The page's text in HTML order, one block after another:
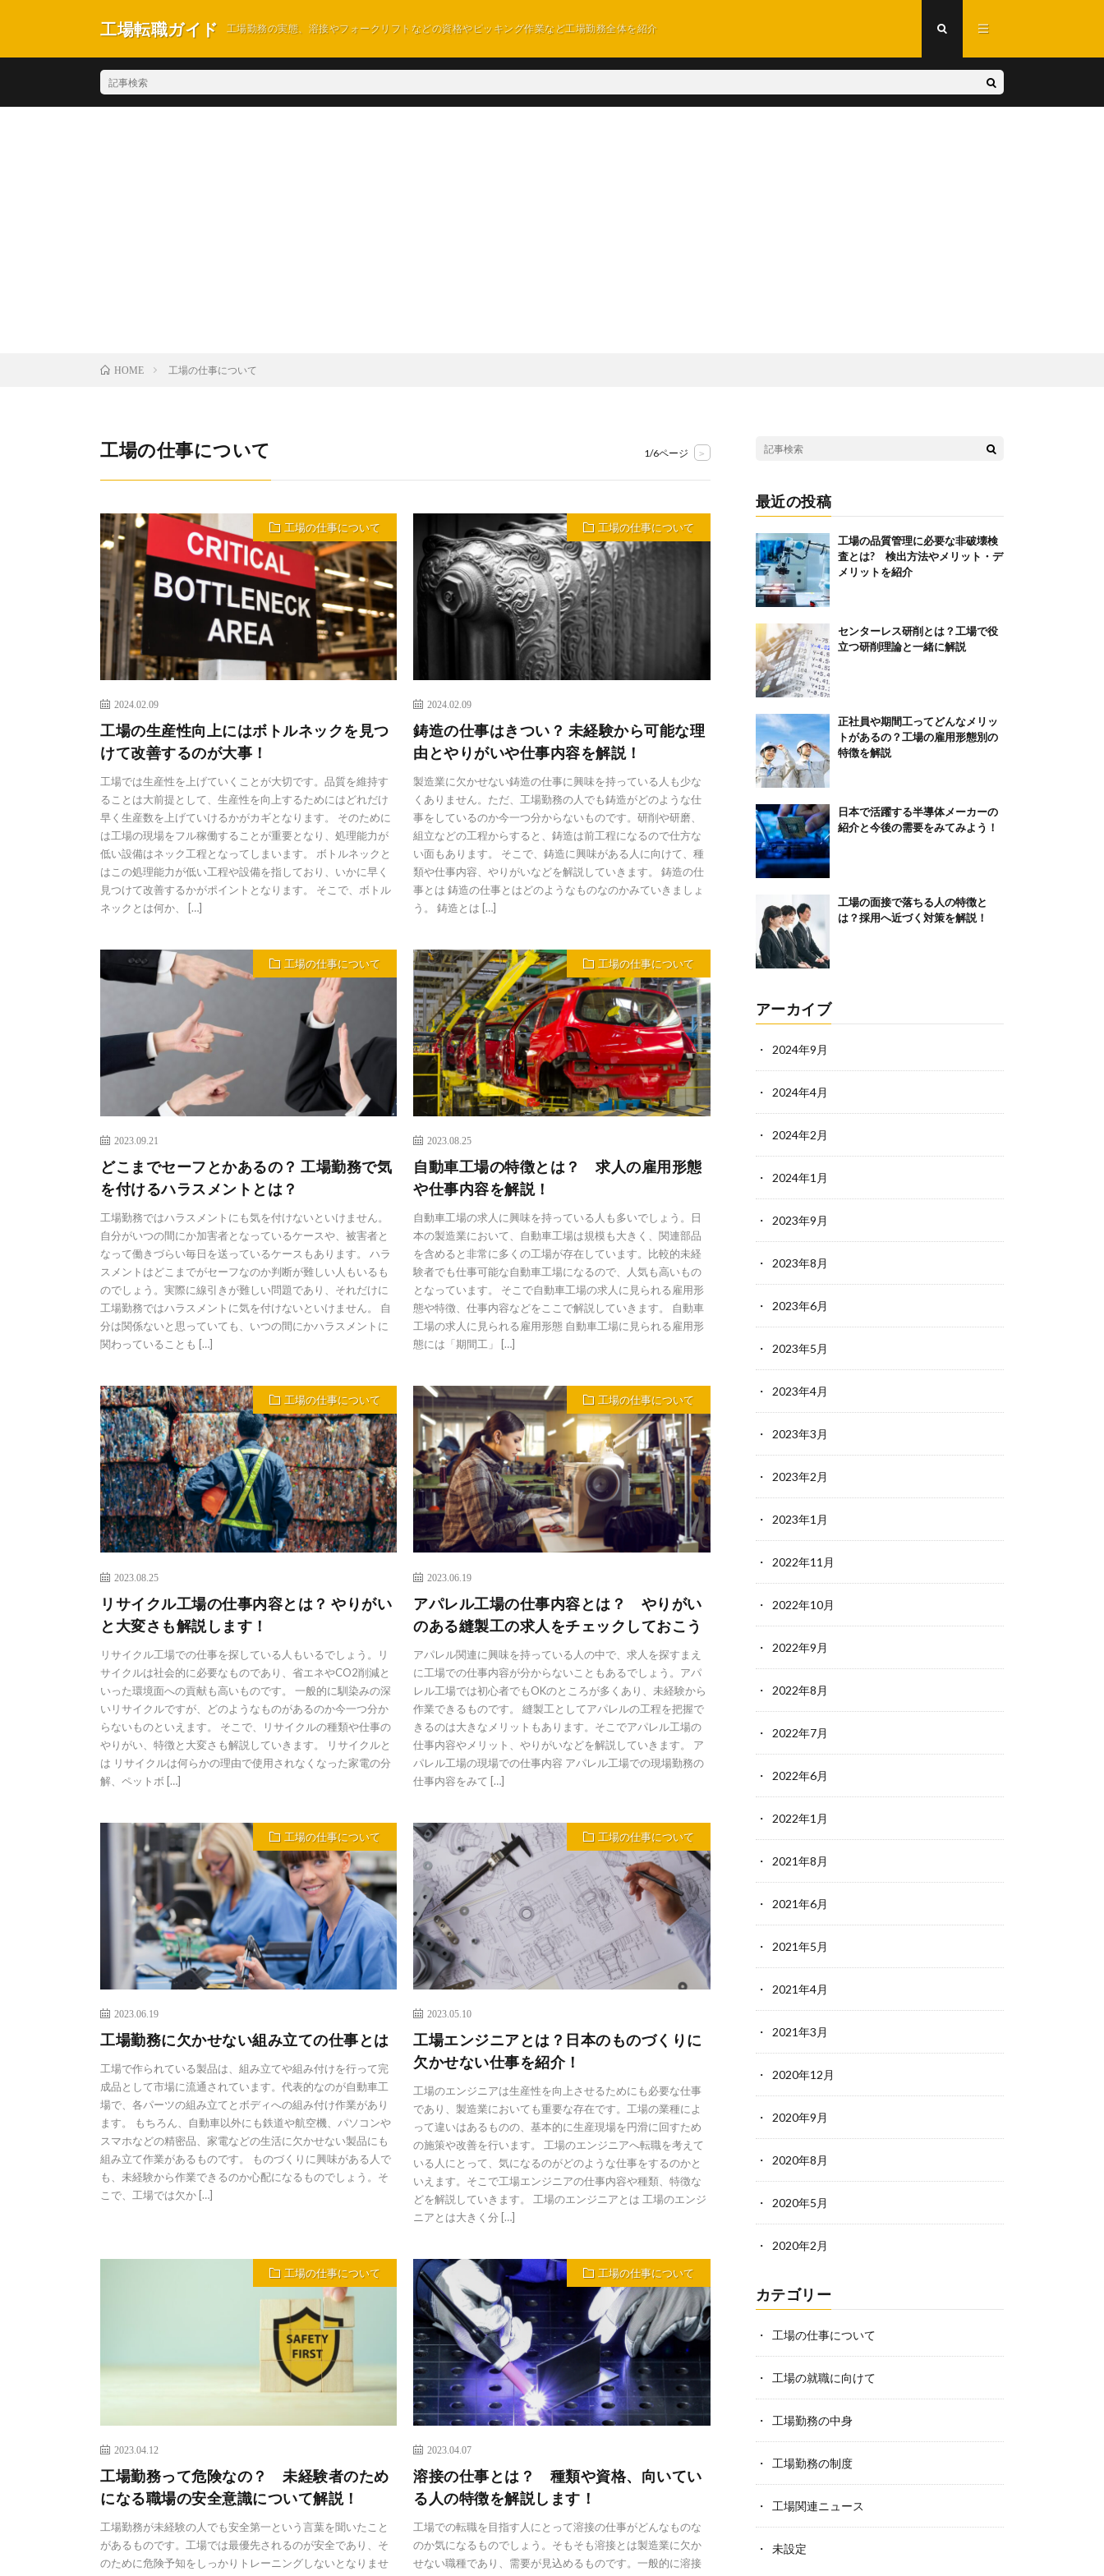
工場転職ガイド 工場勤務の実態、溶接やフォークリフトなどの資格やピッキング作業など工場勤務全体を紹介
HOME 工場の仕事について
工場の仕事について 1/6ページ >
工場の仕事について
2024.02.09
工場の生産性向上にはボトルネックを見つ
けて改善するのが大事！
工場では生産性を上げていくことが大切です。品質を維持す
ることは大前提として、生産性を向上するためにはどれだけ
早く生産数を上げていけるかがカギとなります。 そのために
は工場の現場をフル稼働することが重要となり、処理能力が
低い設備はネック工程となってしまいます。 ボトルネックと
はこの処理能力が低い工程や設備を指しており、いかに早く
見つけて改善するかがポイントとなります。 そこで、ボトル
ネックとは何か、 […]
工場の仕事について
2024.02.09
鋳造の仕事はきつい？ 未経験から可能な理
由とやりがいや仕事内容を解説！
製造業に欠かせない鋳造の仕事に興味を持っている人も少な
くありません。ただ、工場勤務の人でも鋳造がどのような仕
事をしているのか今一つ分からないものです。研削や研磨、
組立などの工程からすると、鋳造は前工程になるので仕方な
い面もあります。 そこで、鋳造に興味がある人に向けて、種
類や仕事内容、やりがいなどを解説していきます。 鋳造の仕
事とは 鋳造の仕事とはどのようなものなのかみていきましょ
う。 鋳造とは […]
工場の仕事について
2023.09.21
どこまでセーフとかあるの？ 工場勤務で気
を付けるハラスメントとは？
工場勤務ではハラスメントにも気を付けないといけません。
自分がいつの間にか加害者となっているケースや、被害者と
なって働きづらい毎日を送っているケースもあります。 ハラ
スメントはどこまでがセーフなのか判断が難しい人もいるも
のでしょう。実際に線引きが難しい問題であり、それだけに
工場勤務ではハラスメントに気を付けないといけません。 自
分は関係ないと思っていても、いつの間にかハラスメントに
関わっていることも […]
工場の仕事について
2023.08.25
自動車工場の特徴とは？ 求人の雇用形態
や仕事内容を解説！
自動車工場の求人に興味を持っている人も多いでしょう。日
本の製造業において、自動車工場は規模も大きく、関連部品
を含めると非常に多くの工場が存在しています。比較的未経
験者でも仕事可能な自動車工場になるので、人気も高いもの
となっています。 そこで自動車工場の求人に見られる雇用形
態や特徴、仕事内容などをここで解説していきます。 自動車
工場の求人に見られる雇用形態 自動車工場に見られる雇用形
態には「期間工」 […]
工場の仕事について
2023.08.25
リサイクル工場の仕事内容とは？ やりがい
と大変さも解説します！
リサイクル工場での仕事を探している人もいるでしょう。リ
サイクルは社会的に必要なものであり、省エネやCO2削減と
いった環境面への貢献も高いものです。 一般的に馴染みの深
いリサイクルですが、どのようなものがあるのか今一つ分か
らないものといえます。 そこで、リサイクルの種類や仕事の
やりがい、特徴と大変さも解説していきます。 リサイクルと
は リサイクルは何らかの理由で使用されなくなった家電の分
解、ペットボ […]
工場の仕事について
2023.06.19
アパレル工場の仕事内容とは？ やりがい
のある縫製工の求人をチェックしておこう
アパレル関連に興味を持っている人の中で、求人を探すまえ
に工場での仕事内容が分からないこともあるでしょう。アパ
レル工場では初心者でもOKのところが多くあり、未経験から
作業できるものです。 縫製工としてアパレルの工程を把握で
きるのは大きなメリットもあります。そこでアパレル工場の
仕事内容やメリット、やりがいなどを解説していきます。 ア
パレル工場の現場での仕事内容 アパレル工場での現場勤務の
仕事内容をみて […]
工場の仕事について
2023.06.19
工場勤務に欠かせない組み立ての仕事とは
工場で作られている製品は、組み立てや組み付けを行って完
成品として市場に流通されています。代表的なのが自動車工
場で、各パーツの組み立てとボディへの組み付け作業があり
ます。 もちろん、自動車以外にも鉄道や航空機、パソコンや
スマホなどの精密品、家電などの生活に欠かせない製品にも
組み立て作業があるものです。 ものづくりに興味がある人で
も、未経験から作業できるのか心配になるものでしょう。そ
こで、工場では欠か […]
工場の仕事について
2023.05.10
工場エンジニアとは？日本のものづくりに
欠かせない仕事を紹介！
工場のエンジニアは生産性を向上させるためにも必要な仕事
であり、製造業においても重要な存在です。工場の業種によ
って違いはあるものの、基本的に生産現場を円滑に回すため
の施策や改善を行います。 工場のエンジニアへ転職を考えて
いる人にとって、気になるのがどのような仕事をするのかと
いえます。そこで工場エンジニアの仕事内容や種類、特徴な
どを解説していきます。 工場のエンジニアとは 工場のエンジ
ニアとは大きく分 […]
工場の仕事について
2023.04.12
工場勤務って危険なの？ 未経験者のため
になる職場の安全意識について解説！
工場勤務が未経験の人でも安全第一という言葉を聞いたこと
があるものです。工場では最優先されるのが安全であり、そ
のために危険予知をしっかりトレーニングしないとなりませ
工場の仕事について
2023.04.07
溶接の仕事とは？ 種類や資格、向いてい
る人の特徴を解説します！
工場での転職を目指す人にとって溶接の仕事がどんなものな
のか気になるものでしょう。そもそも溶接とは製造業に欠か
せない職種であり、需要が見込めるものです。一般的に溶接
最近の投稿
工場の品質管理に必要な非破壊検
査とは? 検出方法やメリット・デ
メリットを紹介
センターレス研削とは？工場で役
立つ研削理論と一緒に解説
正社員や期間工ってどんなメリッ
トがあるの？工場の雇用形態別の
特徴を解説
日本で活躍する半導体メーカーの
紹介と今後の需要をみてみよう！
工場の面接で落ちる人の特徴と
は？採用へ近づく対策を解説！
アーカイブ
2024年9月
2024年4月
2024年2月
2024年1月
2023年9月
2023年8月
2023年6月
2023年5月
2023年4月
2023年3月
2023年2月
2023年1月
2022年11月
2022年10月
2022年9月
2022年8月
2022年7月
2022年6月
2022年1月
2021年8月
2021年6月
2021年5月
2021年4月
2021年3月
2020年12月
2020年9月
2020年8月
2020年5月
2020年2月
カテゴリー
工場の仕事について
工場の就職に向けて
工場勤務の中身
工場勤務の制度
工場関連ニュース
未設定